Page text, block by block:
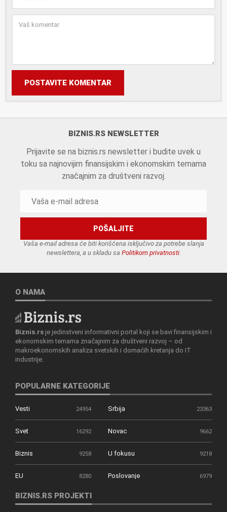
POSTAVITE KOMENTAR
BIZNIS.RS NEWSLETTER
Prijavite se na biznis.rs newsletter i budite uvek u
toku sa najnovijim finansijskim i ekonomskim temama
značajnim za društveni razvoj.
Vaša e-mail adresa će biti korišćena isključivo za potrebe slanja
newslettera, a u skladu sa Politikom privatnosti.
O NAMA
Biznis.rs je jedinstveni informativni portal koji se bavi finansijskim i
ekonomskim temama značajnim za društveni razvoj – od
makroekonomskih analiza svetskih i domaćih kretanja do IT
industrije.
POPULARNE KATEGORIJE
Vesti 24954 Srbija 23363
Svet 16292 Novac 9662
Biznis 9258 U fokusu 9218
EU 8280 Poslovanje 6979
BIZNIS.RS PROJEKTI